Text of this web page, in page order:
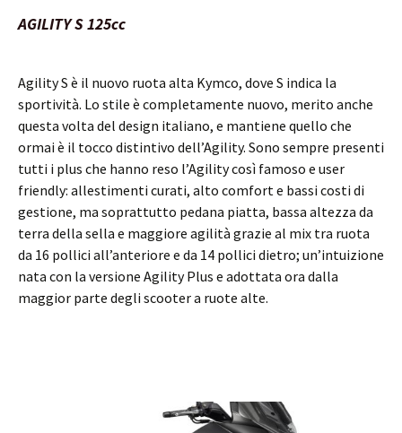
AGILITY S 125cc
Agility S è il nuovo ruota alta Kymco, dove S indica la
sportività. Lo stile è completamente nuovo, merito anche
questa volta del design italiano, e mantiene quello che
ormai è il tocco distintivo dell’Agility. Sono sempre presenti
tutti i plus che hanno reso l’Agility così famoso e user
friendly: allestimenti curati, alto comfort e bassi costi di
gestione, ma soprattutto pedana piatta, bassa altezza da
terra della sella e maggiore agilità grazie al mix tra ruota
da 16 pollici all’anteriore e da 14 pollici dietro; un’intuizione
nata con la versione Agility Plus e adottata ora dalla
maggior parte degli scooter a ruote alte.